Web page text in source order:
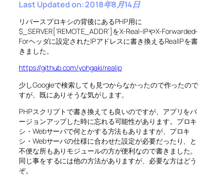
Last Updated on: 2018年8月14日
リバースプロキシの背後にあるPHP用に
$_SERVER[‘REMOTE_ADDR’]をX-Real-IPやX-Forwarded-
Forヘッダに設定されたIPアドレスに書き換えるRealIPを書
きました。
https://github.com/yohgaki/realip
少しGoogleで検索しても見つからなかったので作ったので
すが、既にありそうな気がします。
PHPスクリプトで書き換えても良いのですが、アプリをバ
ージョンアップした時に忘れる可能性があります。プロキ
シ・Webサーバで何とかする方法もありますが、プロキ
シ・Webサーバの仕様に合わせた設定が必要だったり、と
不便な所もありモジュールの方が便利なので書きました。
同じ事をするには他の方法がありますが、必要な方はどう
ぞ。